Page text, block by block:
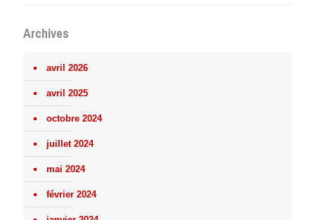
Archives
avril 2026
avril 2025
octobre 2024
juillet 2024
mai 2024
février 2024